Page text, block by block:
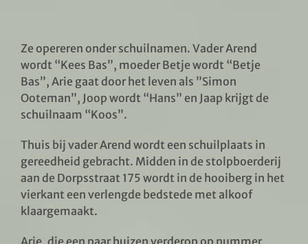
Ze opereren onder schuilnamen. Vader Arend
wordt “Kees Bas”, moeder Betje wordt “Betje
Bas”, Arie gaat door het leven als ”Simon
Ooteman”, Joop wordt “Hans” en Jaap krijgt de
schuilnaam “Koos”.
Thuis bij vader Arend wordt een schuilplaats in
gereedheid gebracht. Midden in de stolpboerderij
aan de Dorpsstraat 175 wordt in de hooiberg in het
vierkant een verlengde bedstede met alkoof
klaargemaakt.
Arie, die een paar huizen verderop op nummer